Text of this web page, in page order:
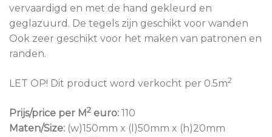
vervaardigd en met de hand gekleurd en
geglazuurd. De tegels zijn geschikt voor wanden
Ook zeer geschikt voor het maken van patronen en
randen.
LET OP! Dit product word verkocht per 0.5m2
Prijs/price per M2 euro: 110
Maten/Size: (w)150mm x (l)50mm x (h)20mm